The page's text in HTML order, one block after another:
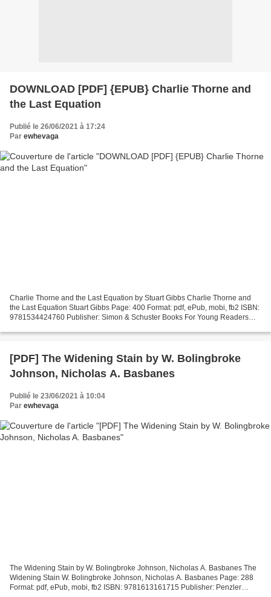
DOWNLOAD [PDF] {EPUB} Charlie Thorne and
the Last Equation
Publié le 26/06/2021 à 17:24
Par ewhevaga
Charlie Thorne and the Last Equation by Stuart Gibbs Charlie Thorne and
the Last Equation Stuart Gibbs Page: 400 Format: pdf, ePub, mobi, fb2 ISBN:
9781534424760 Publisher: Simon & Schuster Books For Young Readers
[PDF] The Widening Stain by W. Bolingbroke
Johnson, Nicholas A. Basbanes
Publié le 23/06/2021 à 10:04
Par ewhevaga
The Widening Stain by W. Bolingbroke Johnson, Nicholas A. Basbanes The
Widening Stain W. Bolingbroke Johnson, Nicholas A. Basbanes Page: 288
Format: pdf, ePub, mobi, fb2 ISBN: 9781613161715 Publisher: Penzler